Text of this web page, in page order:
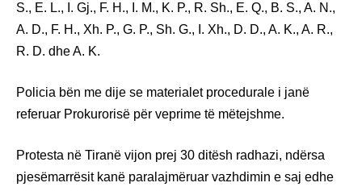
S., E. L., I. Gj., F. H., I. M., K. P., R. Sh., E. Q., B. S., A. N.,
A. D., F. H., Xh. P., G. P., Sh. G., I. Xh., D. D., A. K., A. R.,
R. D. dhe A. K.
Policia bën me dije se materialet procedurale i janë
referuar Prokurorisë për veprime të mëtejshme.
Protesta në Tiranë vijon prej 30 ditësh radhazi, ndërsa
pjesëmarrësit kanë paralajmëruar vazhdimin e saj edhe